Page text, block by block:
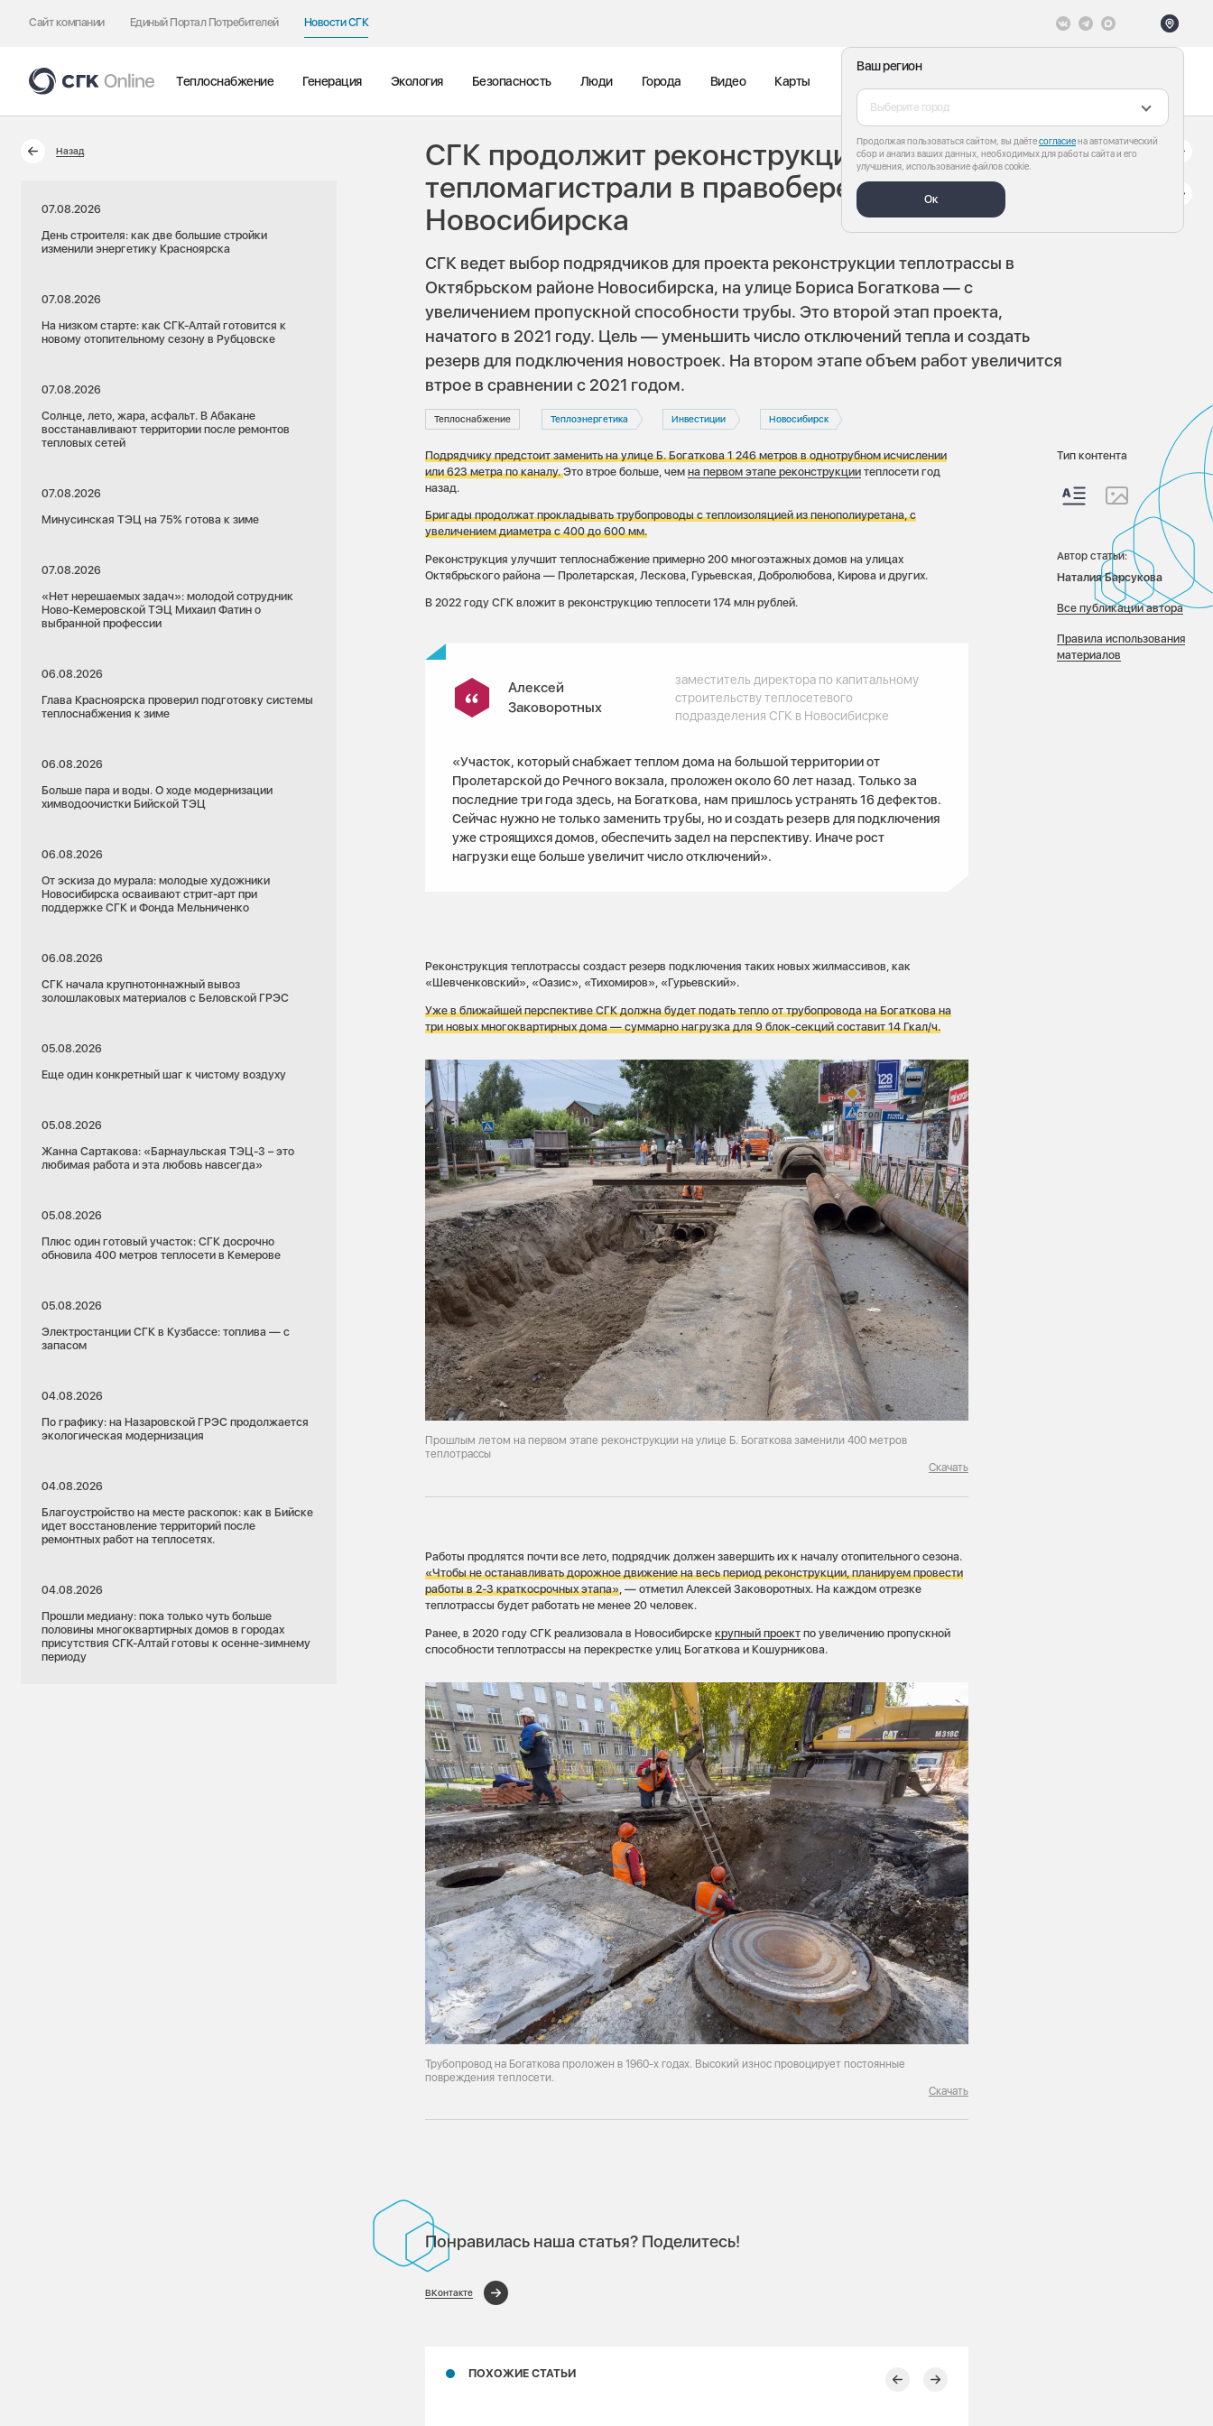
Сайт компании Единый Портал Потребителей Новости СГК
Ваш регион
Выберите город
Продолжая пользоваться сайтом, вы даётесогласиена автоматический
сбор и анализ ваших данных, необходимых для работы сайта и его
улучшения, использование файлов cookie.
Ок
Теплоснабжение Генерация Экология Безопасность Люди Города Видео Карты
Назад
07.08.2026
День строителя: как две большие стройки
изменили энергетику Красноярска
07.08.2026
На низком старте: как СГК-Алтай готовится к
новому отопительному сезону в Рубцовске
07.08.2026
Солнце, лето, жара, асфальт. В Абакане
восстанавливают территории после ремонтов
тепловых сетей
07.08.2026
Минусинская ТЭЦ на 75% готова к зиме
07.08.2026
«Нет нерешаемых задач»: молодой сотрудник
Ново-Кемеровской ТЭЦ Михаил Фатин о
выбранной профессии
06.08.2026
Глава Красноярска проверил подготовку системы
теплоснабжения к зиме
06.08.2026
Больше пара и воды. О ходе модернизации
химводоочистки Бийской ТЭЦ
06.08.2026
От эскиза до мурала: молодые художники
Новосибирска осваивают стрит-арт при
поддержке СГК и Фонда Мельниченко
06.08.2026
СГК начала крупнотоннажный вывоз
золошлаковых материалов с Беловской ГРЭС
05.08.2026
Еще один конкретный шаг к чистому воздуху
05.08.2026
Жанна Сартакова: «Барнаульская ТЭЦ-3 – это
любимая работа и эта любовь навсегда»
05.08.2026
Плюс один готовый участок: СГК досрочно
обновила 400 метров теплосети в Кемерове
05.08.2026
Электростанции СГК в Кузбассе: топлива — с
запасом
04.08.2026
По графику: на Назаровской ГРЭС продолжается
экологическая модернизация
04.08.2026
Благоустройство на месте раскопок: как в Бийске
идет восстановление территорий после
ремонтных работ на теплосетях.
04.08.2026
Прошли медиану: пока только чуть больше
половины многоквартирных домов в городах
присутствия СГК-Алтай готовы к осенне-зимнему
периоду
СГК продолжит реконструкцию
тепломагистрали в правобережье
Новосибирска
СГК ведет выбор подрядчиков для проекта реконструкции теплотрассы в
Октябрьском районе Новосибирска, на улице Бориса Богаткова — с
увеличением пропускной способности трубы. Это второй этап проекта,
начатого в 2021 году. Цель — уменьшить число отключений тепла и создать
резерв для подключения новостроек. На втором этапе объем работ увеличится
втрое в сравнении с 2021 годом.
Теплоснабжение Теплоэнергетика Инвестиции Новосибирск
Подрядчику предстоит заменить на улице Б. Богаткова 1 246 метров в однотрубном исчислении
или 623 метра по каналу.Это втрое больше, чемна первом этапе реконструкции теплосети год
назад.
Бригады продолжат прокладывать трубопроводы с теплоизоляцией из пенополиуретана, с
увеличением диаметра с 400 до 600 мм.
Реконструкция улучшит теплоснабжение примерно 200 многоэтажных домов на улицах
Октябрьского района — Пролетарская, Лескова, Гурьевская, Добролюбова, Кирова и других.
В 2022 году СГК вложит в реконструкцию теплосети 174 млн рублей.
Алексей
Заковоротных
заместитель директора по капитальному
строительству теплосетевого
подразделения СГК в Новосибисрке
«Участок, который снабжает теплом дома на большой территории от
Пролетарской до Речного вокзала, проложен около 60 лет назад. Только за
последние три года здесь, на Богаткова, нам пришлось устранять 16 дефектов.
Сейчас нужно не только заменить трубы, но и создать резерв для подключения
уже строящихся домов, обеспечить задел на перспективу. Иначе рост
нагрузки еще больше увеличит число отключений».
Реконструкция теплотрассы создаст резерв подключения таких новых жилмассивов, как
«Шевченковский», «Оазис», «Тихомиров», «Гурьевский».
Уже в ближайшей перспективе СГК должна будет подать тепло от трубопровода на Богаткова на
три новых многоквартирных дома — суммарно нагрузка для 9 блок-секций составит 14 Гкал/ч.
Прошлым летом на первом этапе реконструкции на улице Б. Богаткова заменили 400 метров
теплотрассы
Скачать
Работы продлятся почти все лето, подрядчик должен завершить их к началу отопительного сезона.
«Чтобы не останавливать дорожное движение на весь период реконструкции, планируем провести
работы в 2-3 краткосрочных этапа», — отметил Алексей Заковоротных. На каждом отрезке
теплотрассы будет работать не менее 20 человек.
Ранее, в 2020 году СГК реализовала в Новосибирскекрупный проект по увеличению пропускной
способности теплотрассы на перекрестке улиц Богаткова и Кошурникова.
Трубопровод на Богаткова проложен в 1960-х годах. Высокий износ провоцирует постоянные
повреждения теплосети.
Скачать
Понравилась наша статья? Поделитесь!
ВКонтакте
ПОХОЖИЕ СТАТЬИ
Тип контента
Автор статьи:
Наталия Барсукова
Все публикации автора
Правила использования
материалов